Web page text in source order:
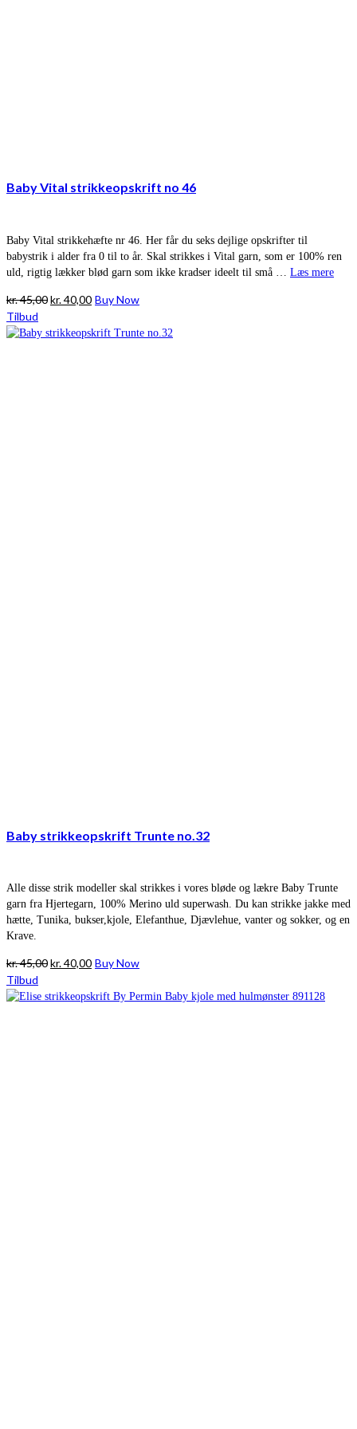
Baby Vital strikkeopskrift no 46
Baby Vital strikkehæfte nr 46. Her får du seks dejlige opskrifter til
babystrik i alder fra 0 til to år. Skal strikkes i Vital garn, som er 100% ren
uld, rigtig lækker blød garn som ikke kradser ideelt til små … Læs mere
kr.45,00Den
pris
kr.40,00Den
pris
Buy Now
Tilbud
Baby strikkeopskrift Trunte no.32
Alle disse strik modeller skal strikkes i vores bløde og lækre Baby Trunte
garn fra Hjertegarn, 100% Merino uld superwash. Du kan strikke jakke med
hætte, Tunika, bukser,kjole, Elefanthue, Djævlehue, vanter og sokker, og en
Krave.
kr.45,00Den
pris
kr.40,00Den
pris
Buy Now
Tilbud